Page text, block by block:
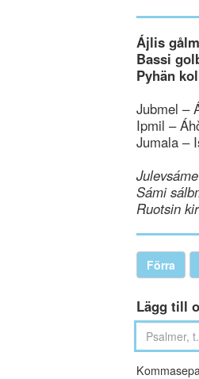
Ájlis
Bassi
Pyhän
Jubmel –
Ipmil –
Jumala –
Sámi
Ruotsin
Förra
Lägg till